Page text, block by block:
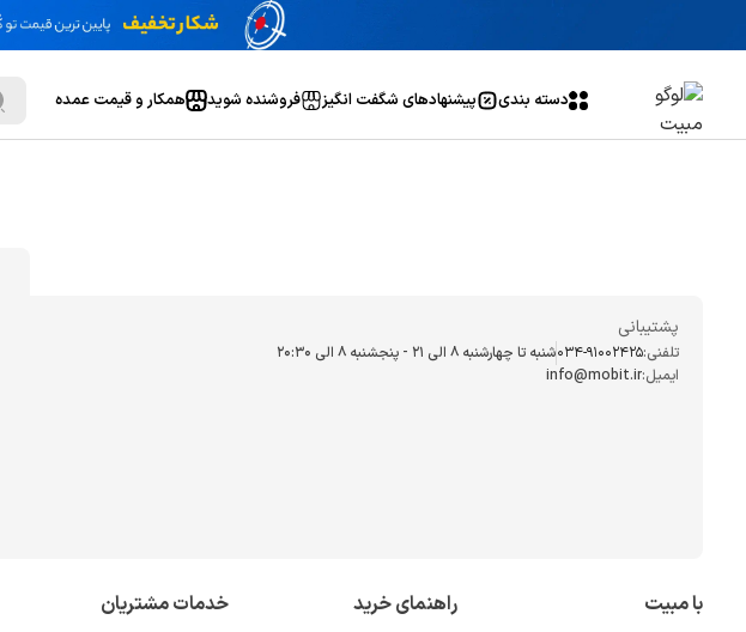
دسته بندی پیشنهاد‌های شگفت انگیز فروشنده شوید همکار و قیمت عمده
پشتیبانی
تلفنی:034-91002425شنبه تا چهارشنبه ۸ الی ۲۱ - پنجشنبه 8 الی ۲۰:۳۰
ایمیل:info@mobit.ir
با مبیت راهنمای خرید خدمات مشتریان